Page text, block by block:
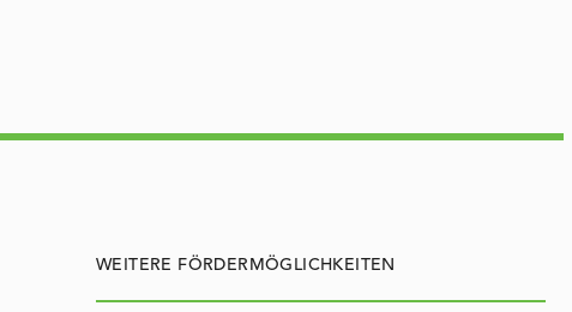
WEITERE FÖRDERMÖGLICHKEITEN